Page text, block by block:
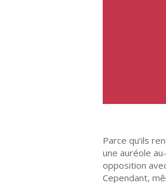
Parce qu’ils
une auréole
opposition
Cependant,